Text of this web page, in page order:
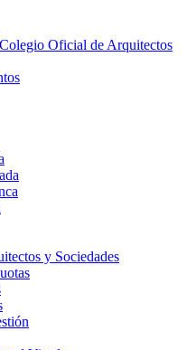
Oficial de Arquitectos
y Sociedades